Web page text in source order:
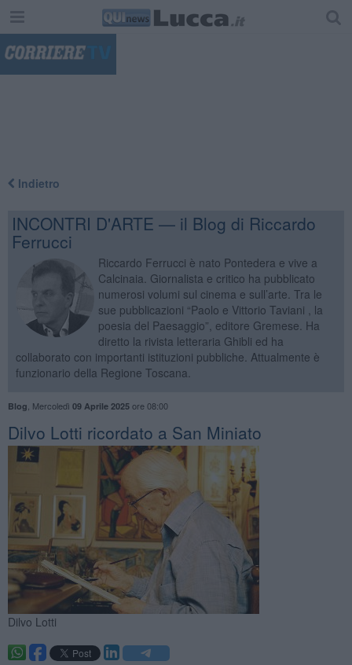
Indietro
INCONTRI D'ARTE — il Blog di Riccardo
Ferrucci
Riccardo Ferrucci è nato Pontedera e vive a
Calcinaia. Giornalista e critico ha pubblicato
numerosi volumi sul cinema e sull’arte. Tra le
sue pubblicazioni “Paolo e Vittorio Taviani , la
poesia del Paesaggio”, editore Gremese. Ha
diretto la rivista letteraria Ghibli ed ha
collaborato con importanti istituzioni pubbliche. Attualmente è
funzionario della Regione Toscana.
Blog Mercoledì 09 Aprile 2025ore 08:00
​Dilvo Lotti ricordato a San Miniato
Dilvo Lotti